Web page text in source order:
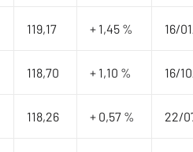
119,17 + 1,45 % ​16/
118,70 + 1,10 % ​16/
118,26 + 0,57 % ​22/